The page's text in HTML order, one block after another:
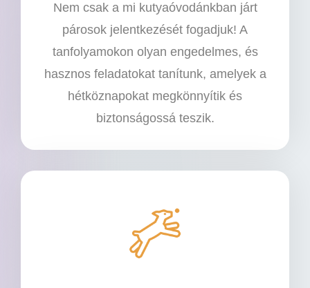
Nem csak a mi kutyaóvodánkban járt
párosok jelentkezését fogadjuk! A
tanfolyamokon olyan engedelmes, és
hasznos feladatokat tanítunk, amelyek a
hétköznapokat megkönnyítik és
biztonságossá teszik.